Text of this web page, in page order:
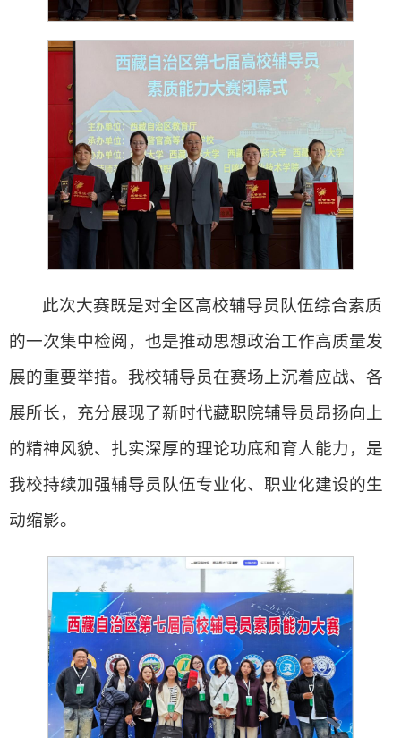
此次大赛既是对全区高校辅导员队伍综合素质
的一次集中检阅，也是推动思想政治工作高质量发
展的重要举措。我校辅导员在赛场上沉着应战、各
展所长，充分展现了新时代藏职院辅导员昂扬向上
的精神风貌、扎实深厚的理论功底和育人能力，是
我校持续加强辅导员队伍专业化、职业化建设的生
动缩影。